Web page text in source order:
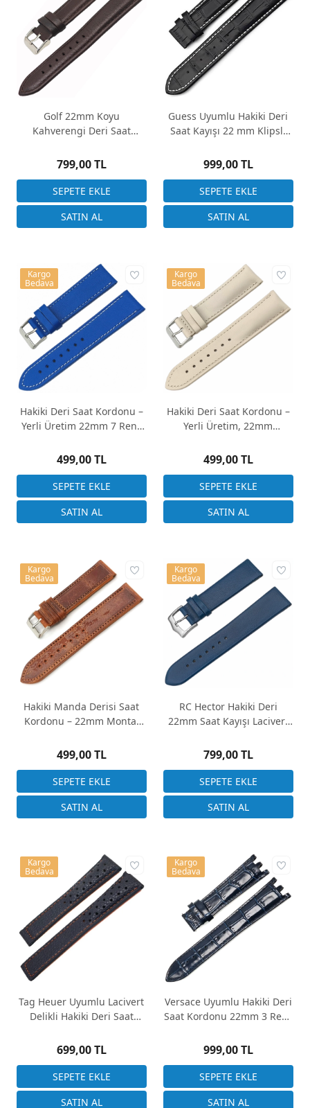
Golf 22mm Koyu
Kahverengi Deri Saat
5mm Kalınlık
799,00 TL
Guess Uyumlu Hakiki Deri
Saat Kayışı 22 mm Klipsli
999,00 TL
Hakiki Deri Saat Kordonu –
Yerli Üretim 22mm 7 Renk
499,00 TL
Kargo
Bedava
Hakiki Deri Saat Kordonu –
Yerli Üretim, 22mm
Dikişli
499,00 TL
Kargo
Bedava
Hakiki Manda Derisi Saat
Kordonu – 22mm Montaj
499,00 TL
Kargo
Bedava
RC Hector Hakiki Deri
22mm Saat Kayışı Lacivert
799,00 TL
Kargo
Bedava
Tag Heuer Uyumlu Lacivert
Delikli Hakiki Deri Saat
699,00 TL
Kargo
Bedava
Versace Uyumlu Hakiki Deri
Saat Kordonu 22mm 3 Renk
999,00 TL
Kargo
Bedava